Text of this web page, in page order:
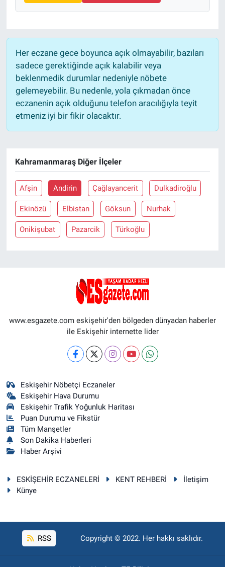
Her eczane gece boyunca açık olmayabilir, bazıları
sadece gerektiğinde açık kalabilir veya
beklenmedik durumlar nedeniyle nöbete
gelemeyebilir. Bu nedenle, yola çıkmadan önce
eczanenin açık olduğunu telefon aracılığıyla teyit
etmeniz iyi bir fikir olacaktır.
Kahramanmaraş Diğer İlçeler
Afşin Andirin Çağlayancerit Dulkadiroğlu
Ekinözü Elbistan Göksun Nurhak
Onikişubat Pazarcik Türkoğlu
www.esgazete.com eskişehir'den bölgeden dünyadan haberler
ile Eskişehir internette lider
Eskişehir Nöbetçi Eczaneler
Eskişehir Hava Durumu
Eskişehir Trafik Yoğunluk Haritası
Puan Durumu ve Fikstür
Tüm Manşetler
Son Dakika Haberleri
Haber Arşivi
ESKİŞEHİR ECZANELERİ KENT REHBERİ
İletişim
Künye
RSS Copyright © 2022. Her hakkı saklıdır.
Genel
Çevre
Yerel
Magazin
Bilim ve Teknoloji